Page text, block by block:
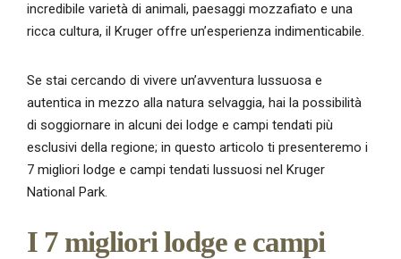
incredibile varietà di animali, paesaggi mozzafiato e una
ricca cultura, il Kruger offre un’esperienza indimenticabile.
Se stai cercando di vivere un’avventura lussuosa e
autentica in mezzo alla natura selvaggia, hai la possibilità
di soggiornare in alcuni dei lodge e campi tendati più
esclusivi della regione; in questo articolo ti presenteremo i
7 migliori lodge e campi tendati lussuosi nel Kruger
National Park.
I 7 migliori lodge e campi